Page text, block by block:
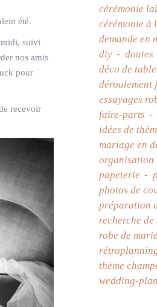
été.
midi, suivi
nos amis
pour
recevoir
cérémonie
cérémonie à
demande en
diy
doutes
déco de table
déroulement
essayages
faire-parts
idées de
mariage en
organisation
papeterie
photos de
préparation
recherche de
robe de
thème
wedding-